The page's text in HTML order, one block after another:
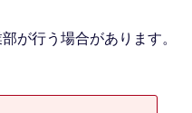
が行う場合があります。